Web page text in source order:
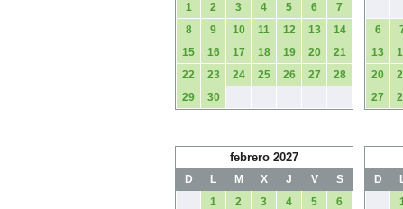
1
2 3 4 5 6
7
8
9 10 11 12 13
14
15
16 17 18 19 20
21
22
23 24 25 26 27
28
29
30
6
13
20
27
febrero 2027
D L M X J V
S
1
2 3 4 5
6
D